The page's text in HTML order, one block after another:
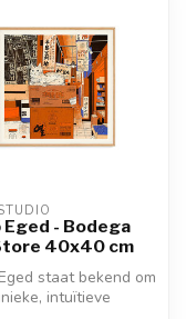
Eged - Bodega
40x40 cm
staat bekend om
intuïtieve